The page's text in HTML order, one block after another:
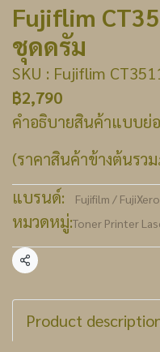
Fujiflim
ชุดดรัม
SKU : Fujiflim
฿2,790
คำอธิบายสินค้าแบบย่อ
(ราคาสินค้าข้างต้นรว
แบรนด์:
Fujifilm /
หมวดหมู่:Toner Printer
แชร์
Product